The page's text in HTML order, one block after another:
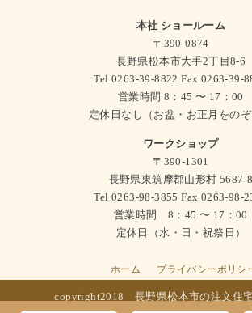
本社 ショールーム
〒390-0874
長野県松本市大手2丁目8-6
Tel 0263-39-8822 Fax 0263-39-
営業時間 8：45 〜 17：00
定休日なし（お盆・お正月をのぞ
ワークショップ
〒390-1301
長野県東筑摩郡山形村 5687-8
Tel 0263-98-3855 Fax 0263-98-
営業時間 8：45 〜 17：00
定休日（水・日・祝祭日）
ホーム プライバシーポリシ
copyright2018長野県松本市の注文住